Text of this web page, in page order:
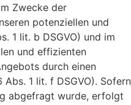
Zwecke der
potenziellen und
1 lit. b DSGVO) und im
und effizienten
durch einen
1 lit. f DSGVO). Sofern
abgefragt wurde, erfolgt